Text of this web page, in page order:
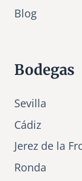
Blog
Bodegas
Sevilla
Cádiz
Jerez de la
Ronda